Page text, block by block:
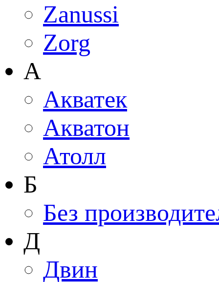
Zanussi
Zorg
А
Акватек
Акватон
Атолл
Б
Без
Д
Двин